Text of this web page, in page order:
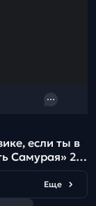
если ты в
Самурая» 25-
Еще